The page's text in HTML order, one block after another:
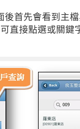
首先會看到主
直接點選或關鍵